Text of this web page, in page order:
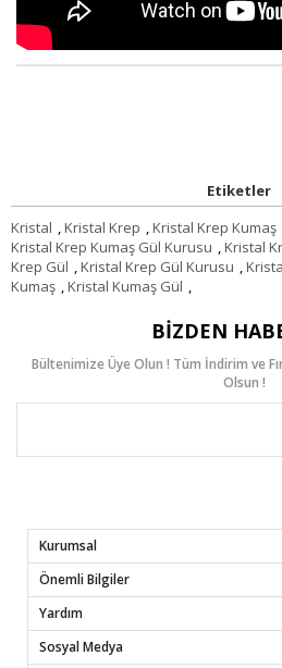
Etiketler
Kristal ,Kristal Krep ,Kristal Krep Kumaş
Kristal Krep Kumaş Gül Kurusu ,Kristal
Krep Gül ,Kristal Krep Gül Kurusu ,
Kumaş ,Kristal Kumaş Gül ,
BIZDEN
Bültenimize Üye Olun ! Tüm İndirim ve
Olsun !
Kurumsal
Önemli Bilgiler
Yardım
Sosyal Medya